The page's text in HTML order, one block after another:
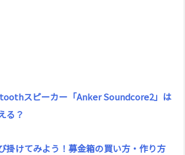
スピーカー「Anker Soundcore2」は
る？
掛けてみよう！募金箱の買い方・作り方